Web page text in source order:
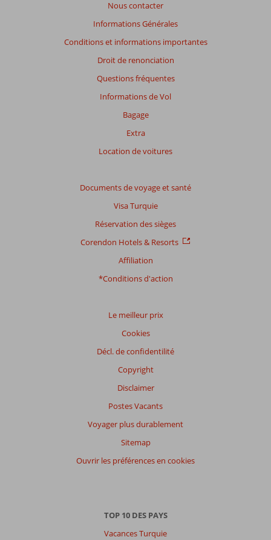
Nous contacter
Informations Générales
Conditions et informations importantes
Droit de renonciation
Questions fréquentes
Informations de Vol
Bagage
Extra
Location de voitures
Documents de voyage et santé
Visa Turquie
Réservation des sièges
Corendon Hotels & Resorts
Affiliation
*Conditions d'action
Le meilleur prix
Cookies
Décl. de confidentilité
Copyright
Disclaimer
Postes Vacants
Voyager plus durablement
Sitemap
Ouvrir les préférences en cookies
TOP 10 DES PAYS
Vacances Turquie